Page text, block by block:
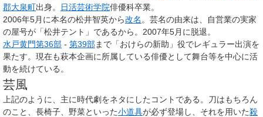
郡大泉町出身。 日活芸術学院俳優科卒業。
2006年5月に本名の松井智英から改名 。芸名の由来は、自営業の実家
の屋号が「松井テント」であるから。2007年5月に脱退。
水戸黄門第36部 - 第39部まで「おけらの新助」役でレギュラー出演を
果たす。現在も萩本企画に所属している俳優として舞台等を中心に活
動を続けている。
芸風
上記のように、主に時代劇をネタにしたコントである。刀はもちろん
のこと、長椅子、野菜といった小道具が必ず登場し、それを用いた殺